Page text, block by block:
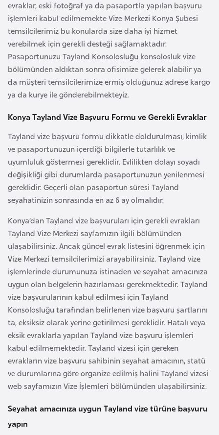
evraklar, eski fotoğraf ya da pasaportla yapılan başvuru
işlemleri kabul edilmemekte Vize Merkezi Konya Şubesi
temsilcilerimiz bu konularda size daha iyi hizmet
verebilmek için gerekli desteği sağlamaktadır.
Pasaportunuzu Tayland Konsolosluğu konsolosluk vize
bölümünden aldıktan sonra ofisimize gelerek alabilir ya
da müşteri temsilcilerimize ermiş olduğunuz adrese kargo
ya da kurye ile gönderebilmekteyiz.
Konya Tayland Vize Başvuru Formu ve Gerekli Evraklar
Tayland vize başvuru formu dikkatle doldurulması, kimlik
ve pasaportunuzun içerdiği bilgilerle tutarlılık ve
uyumluluk göstermesi gereklidir. Evlilikten dolayı soyadı
değişikliği gibi durumlarda pasaportunuzun yenilenmesi
gereklidir. Geçerli olan pasaportun süresi Tayland
seyahatinizin sonrasında en az 6 ay olmalıdır.
Konya’dan Tayland vize başvuruları için gerekli evrakları
Tayland Vize Merkezi sayfamızın ilgili bölümünden
ulaşabilirsiniz. Ancak güncel evrak listesini öğrenmek için
Vize Merkezi temsilcilerimizi arayabilirsiniz. Tayland vize
işlemlerinde durumunuza istinaden ve seyahat amacınıza
uygun olan belgelerin hazırlaması gerekmektedir. Tayland
vize başvurularının kabul edilmesi için Tayland
Konsolosluğu tarafından belirlenen vize başvuru şartlarını
ta, eksiksiz olarak yerine getirilmesi gereklidir. Hatalı veya
eksik evraklarla yapılan Tayland vize başvuru işlemleri
kabul edilmemektedir. Tayland vizesi için gereken
evrakların vize başvuru sahibinin seyahat amacının, statü
ve durumlarına göre organize edilmiş halini Tayland vizesi
web sayfamızın Vize İşlemleri bölümünden ulaşabilirsiniz.
Seyahat amacınıza uygun Tayland vize türüne başvuru
yapın
F
a
s
o
Ç
a
d
e
k
C
u
m
h
u
r
i
y
e
t
i
C
e
z
a
y
i
C